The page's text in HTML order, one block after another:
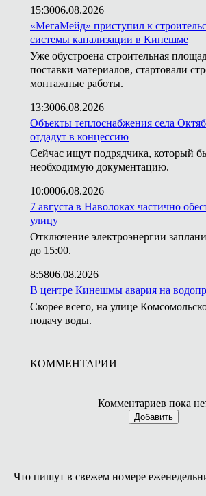
15:3006.08.2026
«МегаМейд» приступил к
системы канализации в Кинешме
Уже обустроена строительная
поставки материалов, стартовали
монтажные работы.
13:3006.08.2026
Объекты теплоснабжения села
отдадут в концессию
Сейчас ищут подрядчика, который
необходимую документацию.
10:0006.08.2026
7 августа в Наволоках частично
улицу
Отключение электроэнергии
до 15:00.
8:5806.08.2026
В центре Кинешмы авария на
Скорее всего, на улице
подачу воды.
КОММЕНТАРИИ
Комментариев пока
Добавить
Что пишут в свежем номере